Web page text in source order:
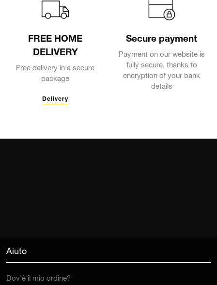
FREE HOME
DELIVERY
Free delivery in a secure
package
Delivery
Secure payment
Payment on our website is
fully secure, thanks to
encryption of your bank
details
Aiuto
Dov'è il mio ordine?